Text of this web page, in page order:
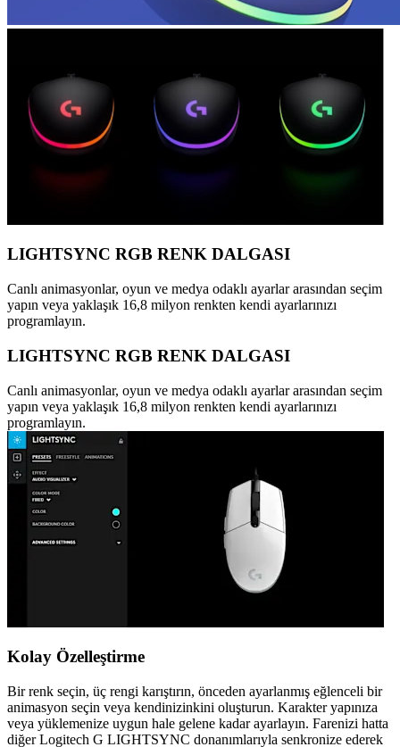
LIGHTSYNC RGB RENK DALGASI
Canlı animasyonlar, oyun ve medya odaklı ayarlar arasından seçim
yapın veya yaklaşık 16,8 milyon renkten kendi ayarlarınızı
programlayın.
LIGHTSYNC RGB RENK DALGASI
Canlı animasyonlar, oyun ve medya odaklı ayarlar arasından seçim
yapın veya yaklaşık 16,8 milyon renkten kendi ayarlarınızı
programlayın.
Kolay Özelleştirme
Bir renk seçin, üç rengi karıştırın, önceden ayarlanmış eğlenceli bir
animasyon seçin veya kendinizinkini oluşturun. Karakter yapınıza
veya yüklemenize uygun hale gelene kadar ayarlayın. Farenizi hatta
diğer Logitech G LIGHTSYNC donanımlarıyla senkronize ederek